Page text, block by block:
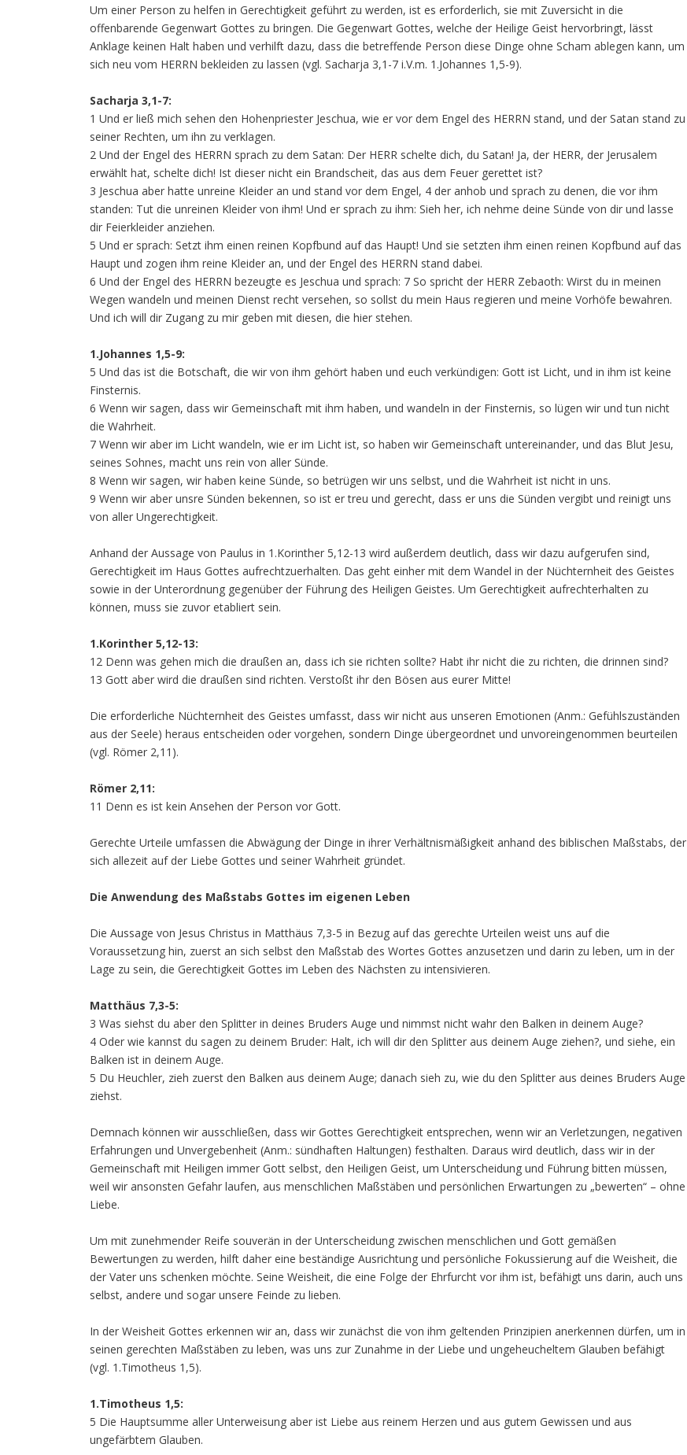
Um einer Person zu helfen in Gerechtigkeit geführt zu werden, ist es erforderlich, sie mit Zuversicht in die
offenbarende Gegenwart Gottes zu bringen. Die Gegenwart Gottes, welche der Heilige Geist hervorbringt, lässt
Anklage keinen Halt haben und verhilft dazu, dass die betreffende Person diese Dinge ohne Scham ablegen kann, um
sich neu vom HERRN bekleiden zu lassen (vgl. Sacharja 3,1-7 i.V.m. 1.Johannes 1,5-9).
Sacharja 3,1-7:
1 Und er ließ mich sehen den Hohenpriester Jeschua, wie er vor dem Engel des HERRN stand, und der Satan stand zu
seiner Rechten, um ihn zu verklagen.
2 Und der Engel des HERRN sprach zu dem Satan: Der HERR schelte dich, du Satan! Ja, der HERR, der Jerusalem
erwählt hat, schelte dich! Ist dieser nicht ein Brandscheit, das aus dem Feuer gerettet ist?
3 Jeschua aber hatte unreine Kleider an und stand vor dem Engel, 4 der anhob und sprach zu denen, die vor ihm
standen: Tut die unreinen Kleider von ihm! Und er sprach zu ihm: Sieh her, ich nehme deine Sünde von dir und lasse
dir Feierkleider anziehen.
5 Und er sprach: Setzt ihm einen reinen Kopfbund auf das Haupt! Und sie setzten ihm einen reinen Kopfbund auf das
Haupt und zogen ihm reine Kleider an, und der Engel des HERRN stand dabei.
6 Und der Engel des HERRN bezeugte es Jeschua und sprach: 7 So spricht der HERR Zebaoth: Wirst du in meinen
Wegen wandeln und meinen Dienst recht versehen, so sollst du mein Haus regieren und meine Vorhöfe bewahren.
Und ich will dir Zugang zu mir geben mit diesen, die hier stehen.
1.Johannes 1,5-9:
5 Und das ist die Botschaft, die wir von ihm gehört haben und euch verkündigen: Gott ist Licht, und in ihm ist keine
Finsternis.
6 Wenn wir sagen, dass wir Gemeinschaft mit ihm haben, und wandeln in der Finsternis, so lügen wir und tun nicht
die Wahrheit.
7 Wenn wir aber im Licht wandeln, wie er im Licht ist, so haben wir Gemeinschaft untereinander, und das Blut Jesu,
seines Sohnes, macht uns rein von aller Sünde.
8 Wenn wir sagen, wir haben keine Sünde, so betrügen wir uns selbst, und die Wahrheit ist nicht in uns.
9 Wenn wir aber unsre Sünden bekennen, so ist er treu und gerecht, dass er uns die Sünden vergibt und reinigt uns
von aller Ungerechtigkeit.
Anhand der Aussage von Paulus in 1.Korinther 5,12-13 wird außerdem deutlich, dass wir dazu aufgerufen sind,
Gerechtigkeit im Haus Gottes aufrechtzuerhalten. Das geht einher mit dem Wandel in der Nüchternheit des Geistes
sowie in der Unterordnung gegenüber der Führung des Heiligen Geistes. Um Gerechtigkeit aufrechterhalten zu
können, muss sie zuvor etabliert sein.
1.Korinther 5,12-13:
12 Denn was gehen mich die draußen an, dass ich sie richten sollte? Habt ihr nicht die zu richten, die drinnen sind?
13 Gott aber wird die draußen sind richten. Verstoßt ihr den Bösen aus eurer Mitte!
Die erforderliche Nüchternheit des Geistes umfasst, dass wir nicht aus unseren Emotionen (Anm.: Gefühlszuständen
aus der Seele) heraus entscheiden oder vorgehen, sondern Dinge übergeordnet und unvoreingenommen beurteilen
(vgl. Römer 2,11).
Römer 2,11:
11 Denn es ist kein Ansehen der Person vor Gott.
Gerechte Urteile umfassen die Abwägung der Dinge in ihrer Verhältnismäßigkeit anhand des biblischen Maßstabs, der
sich allezeit auf der Liebe Gottes und seiner Wahrheit gründet.
Die Anwendung des Maßstabs Gottes im eigenen Leben
Die Aussage von Jesus Christus in Matthäus 7,3-5 in Bezug auf das gerechte Urteilen weist uns auf die
Voraussetzung hin, zuerst an sich selbst den Maßstab des Wortes Gottes anzusetzen und darin zu leben, um in der
Lage zu sein, die Gerechtigkeit Gottes im Leben des Nächsten zu intensivieren.
Matthäus 7,3-5:
3 Was siehst du aber den Splitter in deines Bruders Auge und nimmst nicht wahr den Balken in deinem Auge?
4 Oder wie kannst du sagen zu deinem Bruder: Halt, ich will dir den Splitter aus deinem Auge ziehen?, und siehe, ein
Balken ist in deinem Auge.
5 Du Heuchler, zieh zuerst den Balken aus deinem Auge; danach sieh zu, wie du den Splitter aus deines Bruders Auge
ziehst.
Demnach können wir ausschließen, dass wir Gottes Gerechtigkeit entsprechen, wenn wir an Verletzungen, negativen
Erfahrungen und Unvergebenheit (Anm.: sündhaften Haltungen) festhalten. Daraus wird deutlich, dass wir in der
Gemeinschaft mit Heiligen immer Gott selbst, den Heiligen Geist, um Unterscheidung und Führung bitten müssen,
weil wir ansonsten Gefahr laufen, aus menschlichen Maßstäben und persönlichen Erwartungen zu „bewerten“ – ohne
Liebe.
Um mit zunehmender Reife souverän in der Unterscheidung zwischen menschlichen und Gott gemäßen
Bewertungen zu werden, hilft daher eine beständige Ausrichtung und persönliche Fokussierung auf die Weisheit, die
der Vater uns schenken möchte. Seine Weisheit, die eine Folge der Ehrfurcht vor ihm ist, befähigt uns darin, auch uns
selbst, andere und sogar unsere Feinde zu lieben.
In der Weisheit Gottes erkennen wir an, dass wir zunächst die von ihm geltenden Prinzipien anerkennen dürfen, um in
seinen gerechten Maßstäben zu leben, was uns zur Zunahme in der Liebe und ungeheucheltem Glauben befähigt
(vgl. 1.Timotheus 1,5).
1.Timotheus 1,5:
5 Die Hauptsumme aller Unterweisung aber ist Liebe aus reinem Herzen und aus gutem Gewissen und aus
ungefärbtem Glauben.